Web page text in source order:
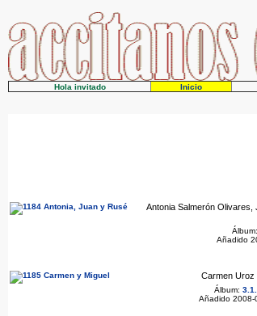
Hola invitado Inicio
Antonia Salmerón
Álbum:
Añadido
Carmen Uroz
Álbum:
Añadido 2008-